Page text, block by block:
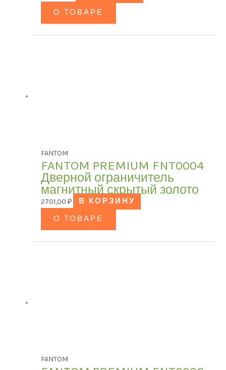
В продаже(0)
О ТОВАРЕ
FANTOM
FANTOM PREMIUM FNT0004
Дверной ограничитель
магнитный скрытый золото
2701,00 ₽
В КОРЗИНУ
О ТОВАРЕ
FANTOM